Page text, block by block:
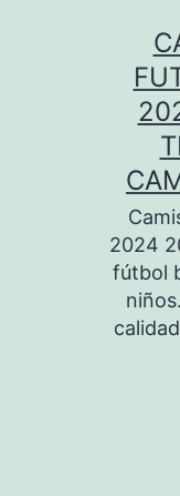
2024
fútbol